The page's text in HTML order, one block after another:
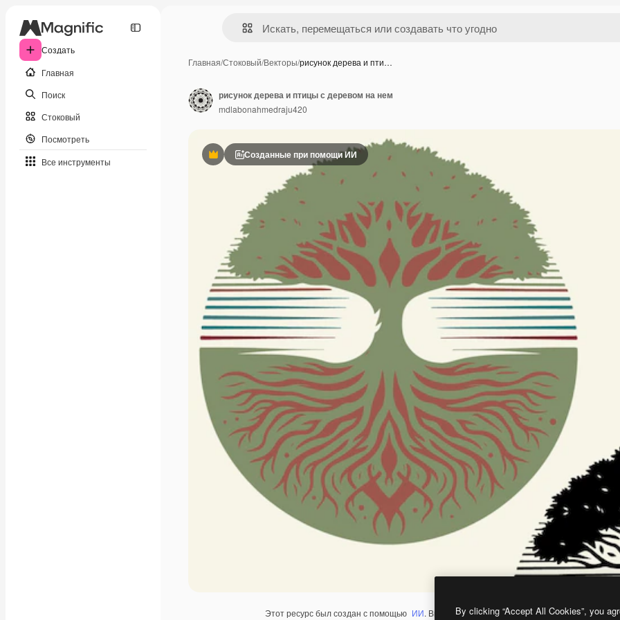
Создать
Главная
Поиск
Стоковый
Посмотреть
Все инструменты
Главная/Стоковый/Векторы/рисунок дерева и пти…
ПремиумСозданные при помощи ИИ
Этот ресурс был создан с помощью ИИ. Вы можете создать свой собственный с
рисунок дерева и птицы с деревом на нем
mdlabonahmedraju420
By clicking “Accept All Cookies”, you